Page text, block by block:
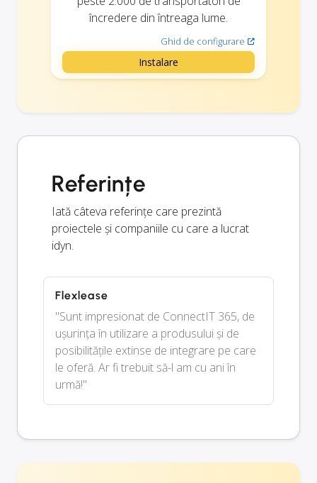
încredere din întreaga lume.
Ghid de configurare
Instalare
Referințe
Iată câteva referințe care prezintă
proiectele și companiile cu care a lucrat
idyn.
Flexlease
"Sunt impresionat de ConnectIT 365, de
ușurința în utilizare a produsului și de
posibilitățile extinse de integrare pe care
le oferă. Ar fi trebuit să-l am cu ani în
urmă!"